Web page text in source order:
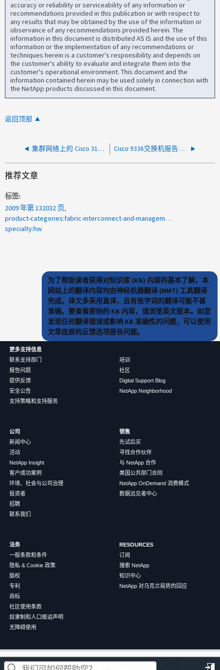
accuracy or reliability or serviceability of any information or
recommendations provided in this publication or with respect to
any results that may be obtained by the use of the information or
observance of any recommendations provided herein. The
information in this document is distributed AS IS and the use of this
information or the implementation of any recommendations or
techniques herein is a customer's responsibility and depends on
the customer's ability to evaluate and integrate them into the
customer's operational environment. This document and the
information contained herein may be used solely in connection with
the NetApp products discussed in this document.
返回顶部
集群网络上的 Cisco 3132Q-V 交换机端口错误 Cisco 9336交换机报告温度传感器过高
这篇文章对您有帮助吗？
推荐文章
标签
2009 年第 132032 页
product-categories:fabric-interconnect-and-management-switches
specialty:hw
为了帮助读者获得对知识库 (KB) 内容的基本了解，本
网站上的翻译内容均由神经机器翻译 (NMT) 工具翻译
完成。译文多采用直译，且有些字词的翻译可能不甚
准确。要查看原始的 KB 内容，请浏览英文版本。如您
发现任何翻译错误或影响 KB 准确性的问题，可以使用
文章底部的反馈选项报告问题。
更多支持信息
联系支持部门
报告问题
提供反馈
安全公告
支持策略和支持服务
培训
社区
Digital Support Blog
NetApp Neighborhood
公司
新闻中心
活动
NetApp Insight
客户成功案例
环境、社会与公司治理
投资者
招聘
联系我们
销售
先试后买
寻找合作伙伴
与 NetApp 合作
美国公共部门合同
NetApp OnDemand 消费模式
数据远见者中心
法务
一般条款和条件
隐私 & Cookie 政策
版权
专利
商标
社区使用条款
奴隶制和人口贩运声明
无障碍使用
RESOURCES
订阅
搜索 NetApp
知识中心
NetApp 对乌克兰局势的回应
©2026NetApp 中文（简体） 条款和条件
隐私政策